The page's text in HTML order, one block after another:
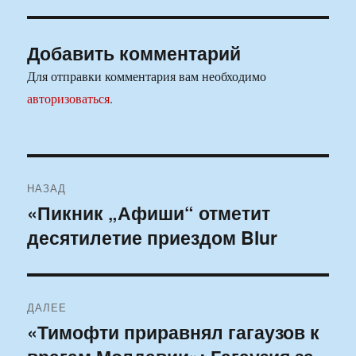
Добавить комментарий
Для отправки комментария вам необходимо
авторизоваться.
по
записям
НАЗАД
Предыдущая
запись:
«Пикник „Афиши“ отметит
десятилетие приездом Blur
ДАЛЕЕ
Следующая
«Тимофти приравнял гагаузов к